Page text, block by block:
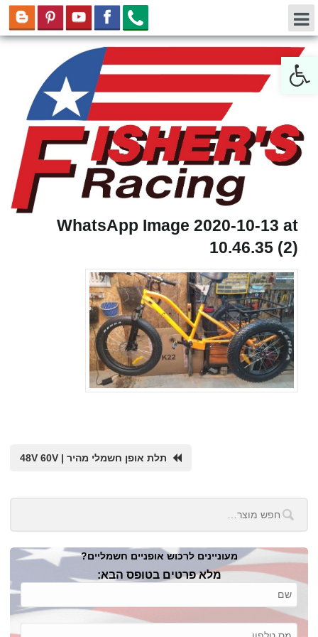
WhatsApp Image 2020-10-13 at
10.46.35 (2)
תלת אופן חשמלי מהיר | 48V 60V
מעוניינים לרכוש אופניים חשמליים?
מלא פרטים בטופס הבא: